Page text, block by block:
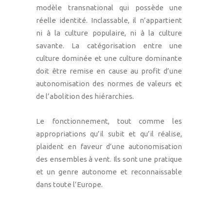
modèle transnational qui possède une
réelle identité. Inclassable, il n’appartient
ni à la culture populaire, ni à la culture
savante. La catégorisation entre une
culture dominée et une culture dominante
doit être remise en cause au profit d’une
autonomisation des normes de valeurs et
de l’abolition des hiérarchies.
Le fonctionnement, tout comme les
appropriations qu’il subit et qu’il réalise,
plaident en faveur d’une autonomisation
des ensembles à vent. Ils sont une pratique
et un genre autonome et reconnaissable
dans toute l’Europe.